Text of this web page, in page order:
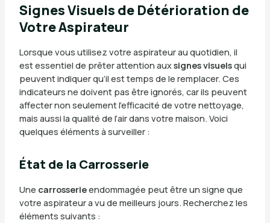
Signes Visuels de Détérioration de
Votre Aspirateur
Lorsque vous utilisez votre aspirateur au quotidien, il
est essentiel de prêter attention auxsignes visuelsqui
peuvent indiquer qu’il est temps de le remplacer. Ces
indicateurs ne doivent pas être ignorés, car ils peuvent
affecter non seulement l’efficacité de votre nettoyage,
mais aussi la qualité de l’air dans votre maison. Voici
quelques éléments à surveiller :
État de la Carrosserie
Une carrosserieendommagée peut être un signe que
votre aspirateur a vu de meilleurs jours. Recherchez les
éléments suivants :